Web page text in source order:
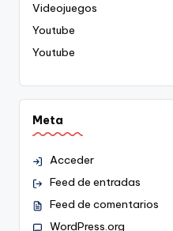
Videojuegos
Youtube
Youtube
Meta
Acceder
Feed de entradas
Feed de comentarios
WordPress.org